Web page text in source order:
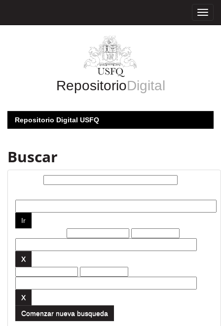
RepositorioDigital
Repositorio Digital USFQ
Buscar
Comenzar nueva busqueda